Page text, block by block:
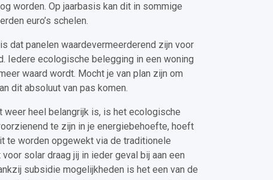
worden. Op jaarbasis kan dit in sommige
euro’s schelen.
dat panelen waardevermeerderend zijn voor
Iedere ecologische belegging in een woning
waard wordt. Mocht je van plan zijn om
dit absoluut van pas komen.
weer heel belangrijk is, is het ecologische
te zijn in je energiebehoefte, hoeft
te worden opgewekt via de traditionele
solar draag jij in ieder geval bij aan een
subsidie mogelijkheden is het een van de